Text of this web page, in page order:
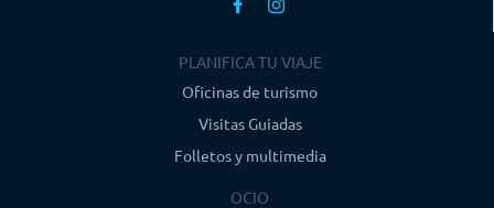
PLANIFICA TU VIAJE
Oficinas de turismo
Visitas Guiadas
Folletos y multimedia
OCIO